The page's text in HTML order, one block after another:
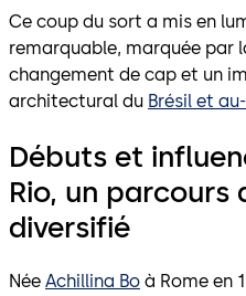
Ce coup du sort a mis en
remarquable, marquée par
changement de cap et un
architectural du Brésil et
Débuts et
Rio, un parcours
diversifié
Née Achillina Bo à Rome en